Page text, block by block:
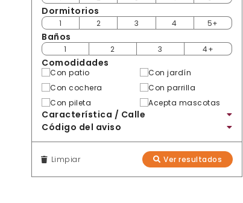
Dormitorios
1 2 3 4 5+
Baños
1 2 3 4+
Comodidades
Con patio
Con jardín
Con cochera
Con parrilla
Con pileta
Acepta mascotas
Característica / Calle
Código del aviso
Limpiar Ver resultados